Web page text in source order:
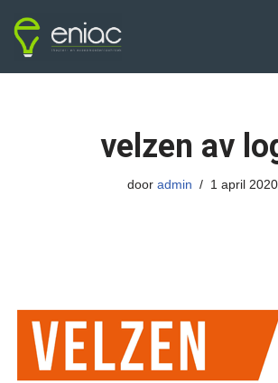
Ga
naar
velzen av
door admin 1 april 2020